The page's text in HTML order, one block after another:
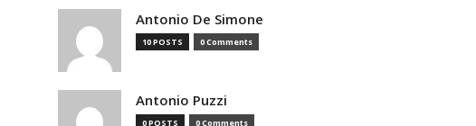
Antonio De Simone
10 POSTS 0 Comments
Antonio Puzzi
0 POSTS 0 Comments